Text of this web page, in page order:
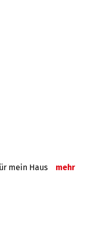
mein Haus mehr